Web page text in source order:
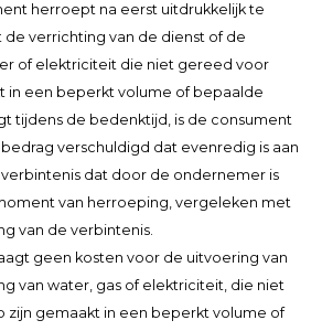
herroept na eerst uitdrukkelijk te
verrichting van de dienst of de
of elektriciteit die niet gereed voor
in een beperkt volume of bepaalde
tijdens de bedenktijd, is de consument
verschuldigd dat evenredig is aan
dat door de ondernemer is
van herroeping, vergeleken met
van de verbintenis.
geen kosten voor de uitvoering van
van water, gas of elektriciteit, die niet
zijn gemaakt in een beperkt volume of